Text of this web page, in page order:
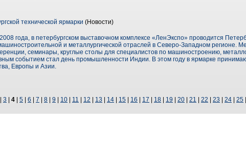
технической ярмарки (Новости)
года, в петербургском выставочном комплексе «ЛенЭкспо» проводится
и металлургической отраслей в Северо-Западном регионе.
семинары, круглые столы для специалистов по машиностроению,
событием стал день промышленности Индии. В этом году в ярмарке
Европы и Азии.
3 4 5 6 7 8 9 10 11 12 13 14 15 16 17 18 19 20 21 22 23 24 25